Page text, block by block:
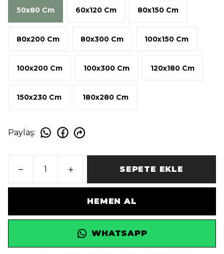
50x80 Cm 60x120 Cm 80x150 Cm
80x200 Cm 80x300 Cm 100x150 Cm
100x200 Cm 100x300 Cm 120x180 Cm
150x230 Cm 180x280 Cm
Paylaş:
SEPETE EKLE
HEMEN AL
WHATSAPP